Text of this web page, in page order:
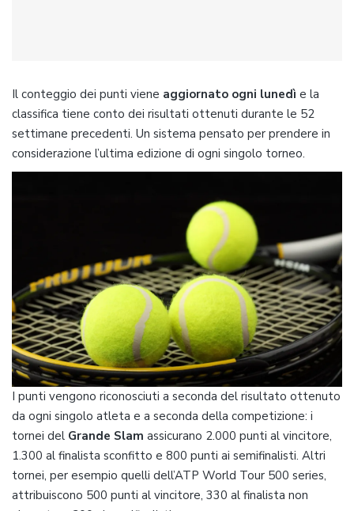
Il conteggio dei punti viene aggiornato ogni lunedì e la
classifica tiene conto dei risultati ottenuti durante le 52
settimane precedenti. Un sistema pensato per prendere in
considerazione l’ultima edizione di ogni singolo torneo.
I punti vengono riconosciuti a seconda del risultato ottenuto
da ogni singolo atleta e a seconda della competizione: i
tornei del Grande Slam assicurano 2.000 punti al vincitore,
1.300 al finalista sconfitto e 800 punti ai semifinalisti. Altri
tornei, per esempio quelli dell’ATP World Tour 500 series,
attribuiscono 500 punti al vincitore, 330 al finalista non